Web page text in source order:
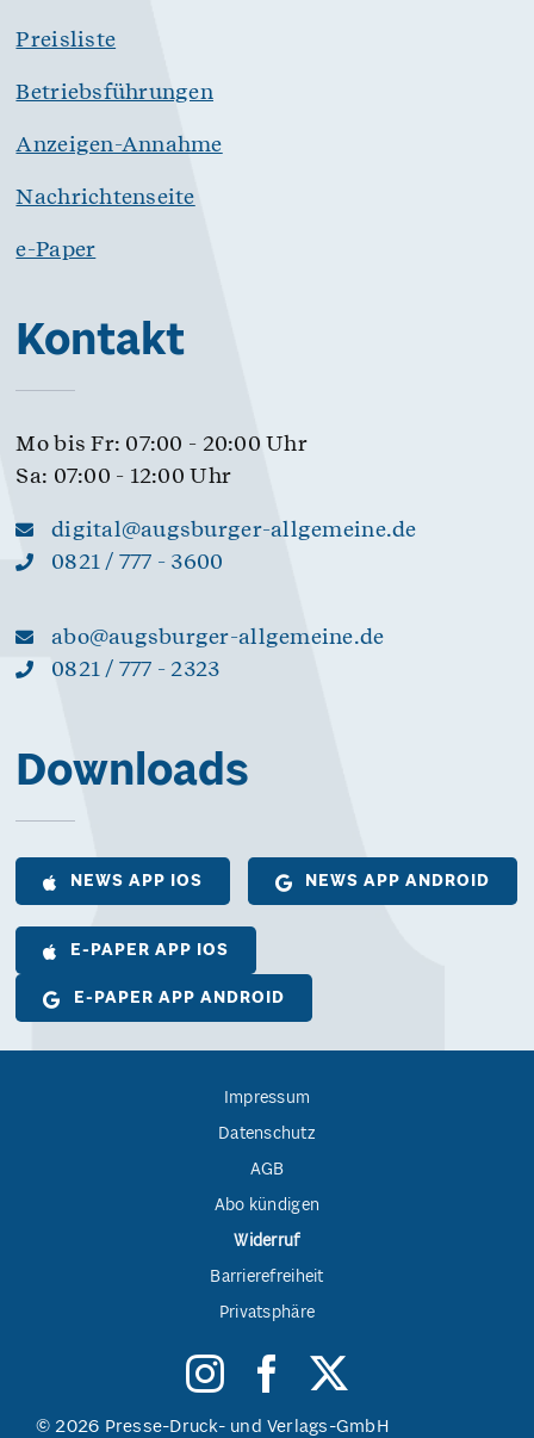
Preisliste
Betriebsführungen
Anzeigen-Annahme
Nachrichtenseite
e-Paper
Kontakt
Mo bis Fr: 07:00 - 20:00 Uhr
Sa: 07:00 - 12:00 Uhr
digital@augsburger-allgemeine.de
0821 / 777 - 3600
abo@augsburger-allgemeine.de
0821 / 777 - 2323
Downloads
NEWS APP IOS NEWS APP ANDROID
E-PAPER APP IOS
E-PAPER APP ANDROID
Impressum
Datenschutz
AGB
Abo kündigen
Widerruf
Barrierefreiheit
Privatsphäre
© 2026 Presse-Druck- und Verlags-GmbH